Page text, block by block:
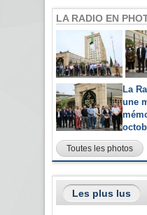
LA RADIO EN
La
une
Toutes les photos
Les plus lus